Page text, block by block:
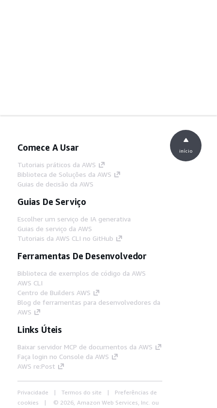
Comece A Usar
Tutoriais práticos da AWS
Biblioteca de Soluções da AWS
Guias de decisão da AWS
Guias De Serviço
Escolher um serviço de IA generativa
Guias de serviço da AWS
Tutoriais da AWS CLI no GitHub
Ferramentas De Desenvolvedor
Biblioteca de exemplos de código da AWS
AWS CLI
Centro de Builders AWS
Blog de ferramentas para desenvolvedores da
AWS
Links Úteis
Baixar servidor MCP de documentos da AWS
Faça login no Console da AWS
AWS re:Post
Privacidade Termos do site
Preferências de
cookies
© 2026, Amazon Web Services, Inc. ou
início